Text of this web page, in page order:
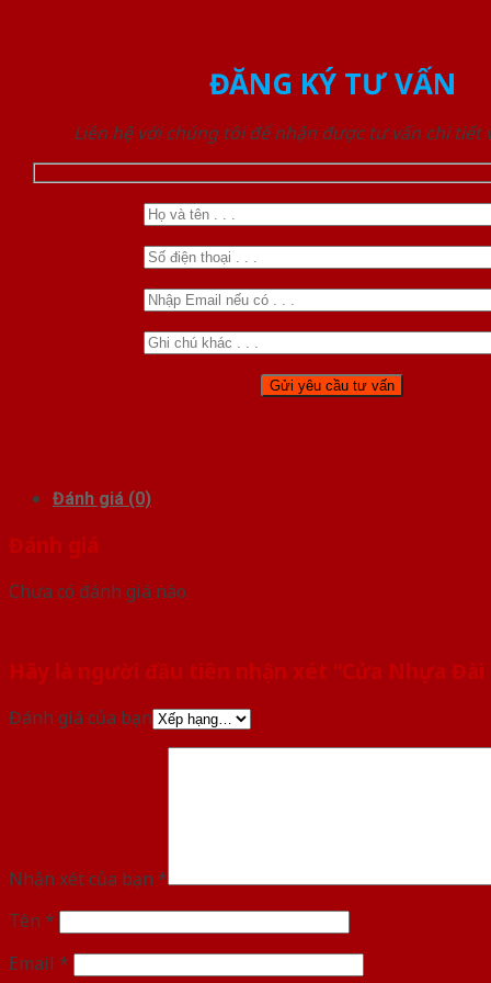
ĐĂNG KÝ TƯ VẤN
Liên hệ với chúng tôi để nhận được tư vấn chi tiết
Đánh giá (0)
Đánh giá
Chưa có đánh giá nào.
Hãy là người đầu tiên nhận xét “Cửa Nhựa Đài
Đánh giá của bạn
Nhận xét của bạn *
Tên *
Email *